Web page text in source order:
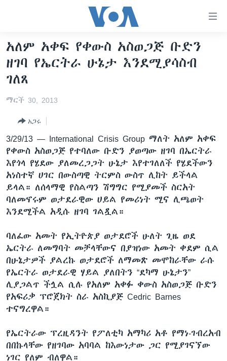
ማገናኛዎች
ወደ
ዋናው
ይዘት
ወደ
እለፍ
ወደ
ዋናው
ይዘት
እለፍ
ዜና
አሜሪካ
መካከለኛው ምሥራቅ
ቪዲዮ
የፎቶ መድብሎች
ክምችት
Learning English
ይከተሉን
ቋንቋዎች
አለም አቀፍ የቀውስ አስወጋጅ ቡድን
ዘገባ የኤርትራ ሁኔታ እንደሚያሳስብ
ገለጸ
ማርች 30, 2013
አጋሩ
3/29/13 — International Crisis Group ማለት አለም አቀፍ
የቀውስ አስወጋጅ የተባለው ቡድን ያወጣው ዘገባ በኤርትራ
እየጎላ የሄደው ያለመረጋጋት ሁኔታ እየተገለለች የሄደችውን
አነስተኛ ሀገር በውስጣዊ ትርምስ ውስጥ ሊከት ይችላል
ይላል። ለሰላማዊ የስልጣን ሽግግር የሚያመች ስርአት
ባለመኖሩም ወታደራዊው ሀይል የመሪነት ሚና ሊጫወት
እንደሚችል አዲሱ ዘገባ ገልጿል።
ባለፈው አመት የኢትዮጵያ ወታደሮች ሁለት ጊዜ ወደ
ኤርትራ ለመግባት መቻላቸውና በያዝነው አመት ቀደም ሲል
በሁኔታዎች ያልረኩ ወታደሮች ለማመጽ መሞከራቸው ራሱ
የኤርትራ ወታደራዊ ሃይል ያለበትን “ደካማ ሁኔታን”
ሊያጋልጥ ችሏል ሲሉ የአለም አቀፉ ቀውስ አስወጋጅ ቡድን
የአፍሪቃ ፕሮጀክት ስራ አስኪያጅ Cedric Barnes
ተናግረዋል።
የኤርትራው ፕረዚዳንት የፖለቲካ አማካሪ አቶ የማነ-ገብረአብ
በበኩላቸው የዘገባው አባባል ከእውነታው ጋር የሚያገናኘው
ነገር የለም ብለዋል።